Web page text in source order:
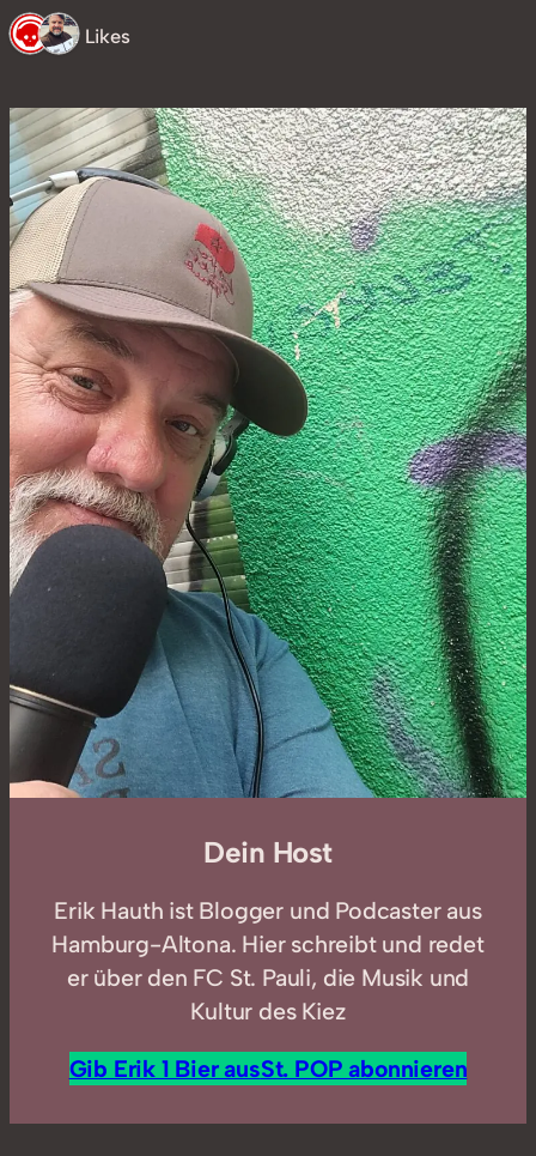
2 Likes
Dein Host
Erik Hauth ist Blogger und Podcaster aus
Hamburg-Altona. Hier schreibt und redet
er über den FC St. Pauli, die Musik und
Kultur des Kiez
Gib Erik 1 Bier ausSt. POP abonnieren